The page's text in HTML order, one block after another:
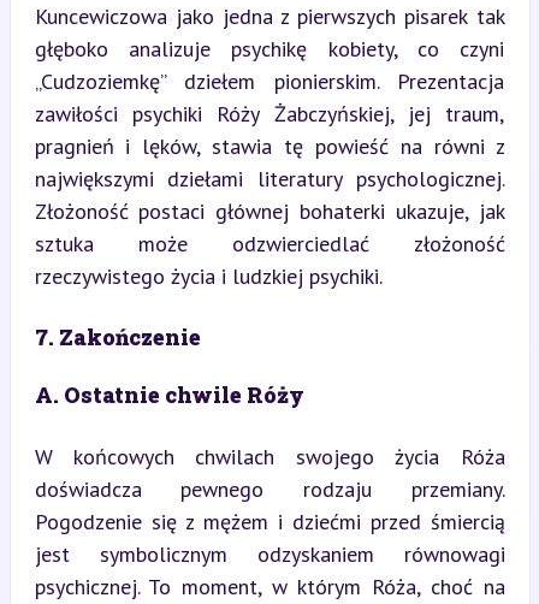
Kuncewiczowa jako jedna z pierwszych pisarek tak
głęboko analizuje psychikę kobiety, co czyni
„Cudzoziemkę” dziełem pionierskim. Prezentacja
zawiłości psychiki Róży Żabczyńskiej, jej traum,
pragnień i lęków, stawia tę powieść na równi z
największymi dziełami literatury psychologicznej.
Złożoność postaci głównej bohaterki ukazuje, jak
sztuka może odzwierciedlać złożoność
rzeczywistego życia i ludzkiej psychiki.
7. Zakończenie
A. Ostatnie chwile Róży
W końcowych chwilach swojego życia Róża
doświadcza pewnego rodzaju przemiany.
Pogodzenie się z mężem i dziećmi przed śmiercią
jest symbolicznym odzyskaniem równowagi
psychicznej. To moment, w którym Róża, choć na